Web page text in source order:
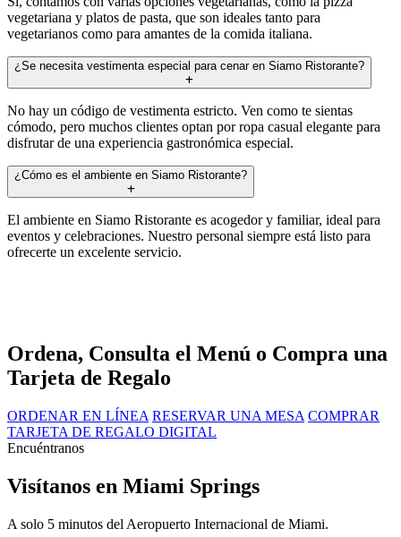
vegetariana y platos de pasta, que son ideales tanto para
vegetarianos como para amantes de la comida italiana.
¿Se necesita vestimenta especial para cenar en Siamo Ristorante?
No hay un código de vestimenta estricto. Ven como te sientas
cómodo, pero muchos clientes optan por ropa casual elegante para
disfrutar de una experiencia gastronómica especial.
¿Cómo es el ambiente en Siamo Ristorante?
El ambiente en Siamo Ristorante es acogedor y familiar, ideal para
eventos y celebraciones. Nuestro personal siempre está listo para
ofrecerte un excelente servicio.
Ordena, Consulta el Menú o Compra una
Tarjeta de Regalo
ORDENAR EN LÍNEA RESERVAR UNA MESA COMPRAR
TARJETA DE REGALO DIGITAL
Encuéntranos
Visítanos en Miami Springs
A solo 5 minutos del Aeropuerto Internacional de Miami.